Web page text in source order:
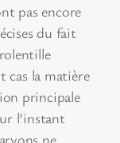
pas encore
du fait
cas la matière
principale
l’instant
ne